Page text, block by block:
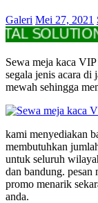
Galeri Mei 27, 2021
Sewa meja kaca
segala jenis acara di
mewah sehingga
kami menyediakan
membutuhkan
untuk seluruh
dan bandung. pesan
promo menarik
anda.